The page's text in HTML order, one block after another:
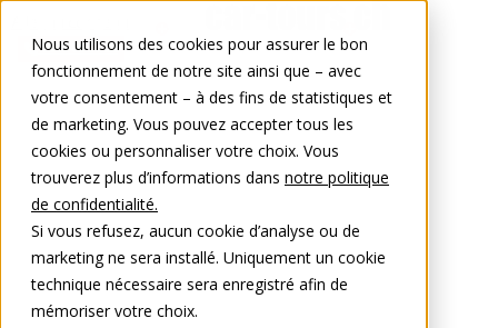
Nous utilisons des cookies pour assurer le bon
fonctionnement de notre site ainsi que – avec
votre consentement – à des fins de statistiques et
de marketing. Vous pouvez accepter tous les
cookies ou personnaliser votre choix. Vous
trouverez plus d’informations dans notre politique
de confidentialité.
Si vous refusez, aucun cookie d’analyse ou de
marketing ne sera installé. Uniquement un cookie
technique nécessaire sera enregistré afin de
mémoriser votre choix.
0848 00 77 88